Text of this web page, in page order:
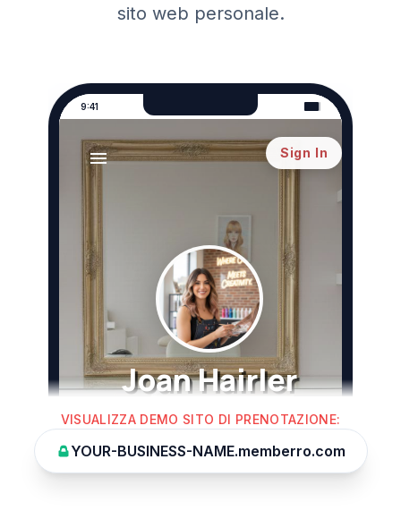
sito web personale.
9:41
VISUALIZZA DEMO SITO DI PRENOTAZIONE:
YOUR-BUSINESS-NAME.memberro.com